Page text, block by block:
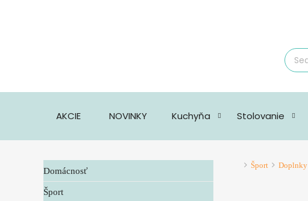
AKCIE NOVINKY Kuchyňa Stolovanie
Šport Doplnky
Domácnosť
Šport